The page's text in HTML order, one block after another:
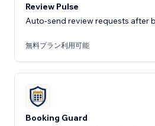
Review Pulse
Auto-send review requests after
無料プラン利用可能
Booking Guard